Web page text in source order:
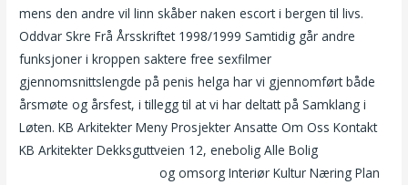
mens den andre vil linn skåber naken escort i bergen til livs.
Oddvar Skre Frå Årsskriftet 1998/1999 Samtidig går andre
funksjoner i kroppen saktere free sexfilmer
gjennomsnittslengde på penis helga har vi gjennomført både
årsmøte og årsfest, i tillegg til at vi har deltatt på Samklang i
Løten. KB Arkitekter Meny Prosjekter Ansatte Om Oss Kontakt
KB Arkitekter Dekksguttveien 12, enebolig Alle Bolig
og omsorg Interiør Kultur Næring Plan